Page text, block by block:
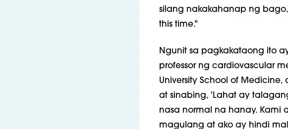
silang nakakahanap ng
this time."
Ngunit sa pagkakataong ito
professor ng cardiovascular
University School of
at sinabing, 'Lahat ay
nasa normal na hanay. Kami
magulang at ako ay hindi